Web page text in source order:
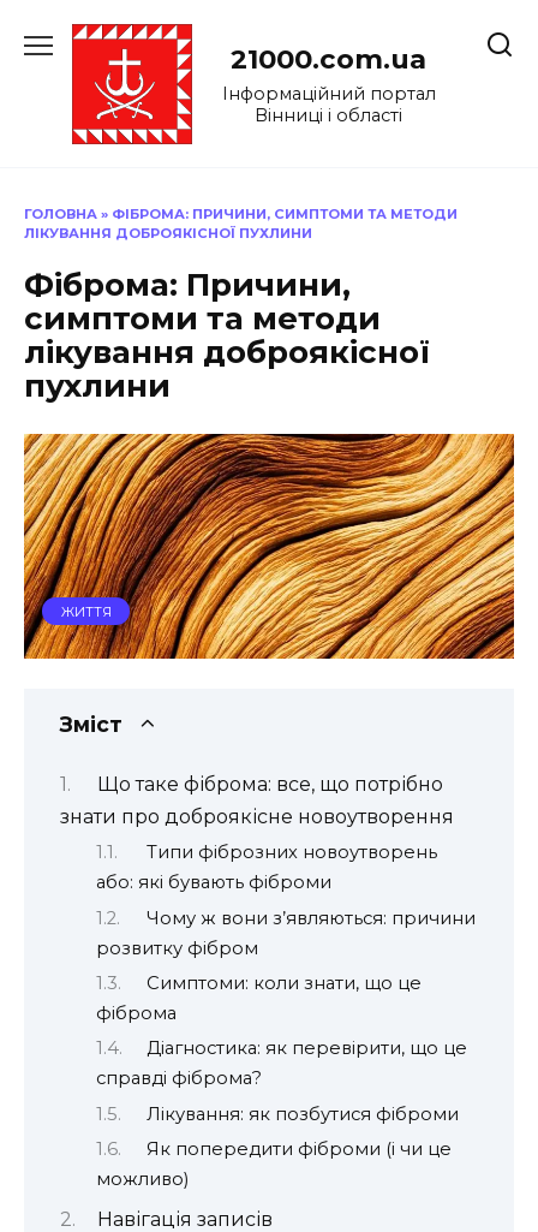
до
21000.com.ua
Інформаційний портал
Вінниці і області
ГОЛОВНА » ФІБРОМА: ПРИЧИНИ, СИМПТОМИ ТА МЕТОДИ
ЛІКУВАННЯ ДОБРОЯКІСНОЇ ПУХЛИНИ
Фіброма: Причини,
симптоми та методи
лікування доброякісної
пухлини
ЖИТТЯ
Зміст
Що таке фіброма: все, що потрібно
знати про доброякісне новоутворення
Типи фіброзних новоутворень
або: які бувають фіброми
Чому ж вони з’являються: причини
розвитку фібром
Симптоми: коли знати, що це
фіброма
Діагностика: як перевірити, що це
справді фіброма?
Лікування: як позбутися фіброми
Як попередити фіброми (і чи це
можливо)
Навігація записів